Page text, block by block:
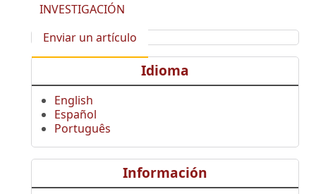
INVESTIGACIÓN
Enviar un artículo
Idioma
English
Español
Português
Información